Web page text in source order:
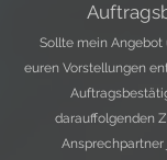
Sollte mein
euren Vorstellungen
darauffolgenden